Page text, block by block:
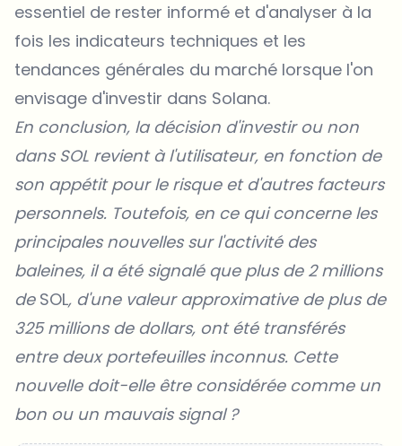
essentiel de rester informé et d'analyser à la
fois les indicateurs techniques et les
tendances générales du marché lorsque l'on
envisage d'investir dans Solana.
En conclusion, la décision d'investir ou non
dans SOL revient à l'utilisateur, en fonction de
son appétit pour le risque et d'autres facteurs
personnels. Toutefois, en ce qui concerne les
principales nouvelles sur l'activité des
baleines, il a été signalé que plus de 2 millions
de SOL, d'une valeur approximative de plus de
325 millions de dollars, ont été transférés
entre deux portefeuilles inconnus. Cette
nouvelle doit-elle être considérée comme un
bon ou un mauvais signal ?